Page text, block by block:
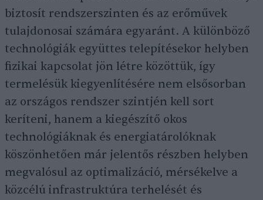
biztosít rendszerszinten és az erőművek
tulajdonosai számára egyaránt. A különböző
technológiák együttes telepítésekor helyben
fizikai kapcsolat jön létre közöttük, így
termelésük kiegyenlítésére nem elsősorban
az országos rendszer szintjén kell sort
keríteni, hanem a kiegészítő okos
technológiáknak és energiatárolóknak
köszönhetően már jelentős részben helyben
megvalósul az optimalizáció, mérsékelve a
közcélú infrastruktúra terhelését és